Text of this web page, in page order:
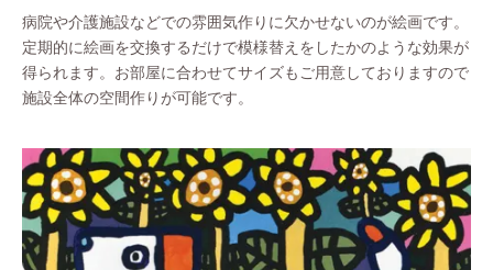
病院や介護施設などでの雰囲気作りに欠かせないのが絵画です。
定期的に絵画を交換するだけで模様替えをしたかのような効果が
得られます。お部屋に合わせてサイズもご用意しておりますので
施設全体の空間作りが可能です。